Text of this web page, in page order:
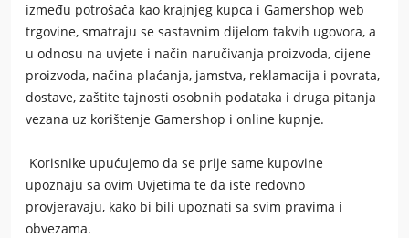
između potrošača kao krajnjeg kupca i Gamershop web
trgovine, smatraju se sastavnim dijelom takvih ugovora, a
u odnosu na uvjete i način naručivanja proizvoda, cijene
proizvoda, načina plaćanja, jamstva, reklamacija i povrata,
dostave, zaštite tajnosti osobnih podataka i druga pitanja
vezana uz korištenje Gamershop i online kupnje.
Korisnike upućujemo da se prije same kupovine
upoznaju sa ovim Uvjetima te da iste redovno
provjeravaju, kako bi bili upoznati sa svim pravima i
obvezama.